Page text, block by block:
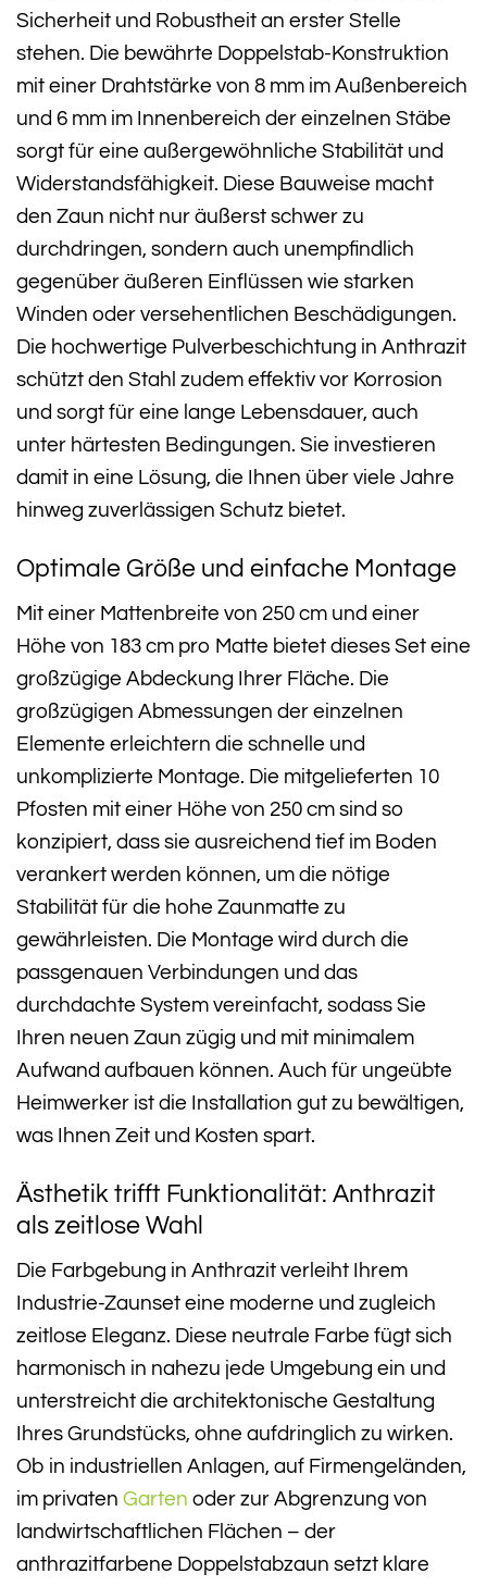
Sicherheit und Robustheit an erster Stelle
stehen. Die bewährte Doppelstab-Konstruktion
mit einer Drahtstärke von 8 mm im Außenbereich
und 6 mm im Innenbereich der einzelnen Stäbe
sorgt für eine außergewöhnliche Stabilität und
Widerstandsfähigkeit. Diese Bauweise macht
den Zaun nicht nur äußerst schwer zu
durchdringen, sondern auch unempfindlich
gegenüber äußeren Einflüssen wie starken
Winden oder versehentlichen Beschädigungen.
Die hochwertige Pulverbeschichtung in Anthrazit
schützt den Stahl zudem effektiv vor Korrosion
und sorgt für eine lange Lebensdauer, auch
unter härtesten Bedingungen. Sie investieren
damit in eine Lösung, die Ihnen über viele Jahre
hinweg zuverlässigen Schutz bietet.
Optimale Größe und einfache Montage
Mit einer Mattenbreite von 250 cm und einer
Höhe von 183 cm pro Matte bietet dieses Set eine
großzügige Abdeckung Ihrer Fläche. Die
großzügigen Abmessungen der einzelnen
Elemente erleichtern die schnelle und
unkomplizierte Montage. Die mitgelieferten 10
Pfosten mit einer Höhe von 250 cm sind so
konzipiert, dass sie ausreichend tief im Boden
verankert werden können, um die nötige
Stabilität für die hohe Zaunmatte zu
gewährleisten. Die Montage wird durch die
passgenauen Verbindungen und das
durchdachte System vereinfacht, sodass Sie
Ihren neuen Zaun zügig und mit minimalem
Aufwand aufbauen können. Auch für ungeübte
Heimwerker ist die Installation gut zu bewältigen,
was Ihnen Zeit und Kosten spart.
Ästhetik trifft Funktionalität: Anthrazit
als zeitlose Wahl
Die Farbgebung in Anthrazit verleiht Ihrem
Industrie-Zaunset eine moderne und zugleich
zeitlose Eleganz. Diese neutrale Farbe fügt sich
harmonisch in nahezu jede Umgebung ein und
unterstreicht die architektonische Gestaltung
Ihres Grundstücks, ohne aufdringlich zu wirken.
Ob in industriellen Anlagen, auf Firmengeländen,
im privaten Garten oder zur Abgrenzung von
landwirtschaftlichen Flächen – der
anthrazitfarbene Doppelstabzaun setzt klare